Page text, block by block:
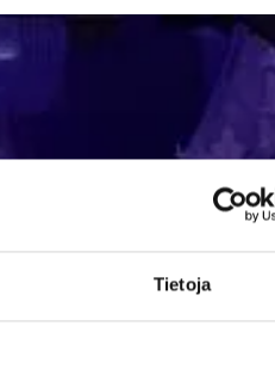
Tietoja